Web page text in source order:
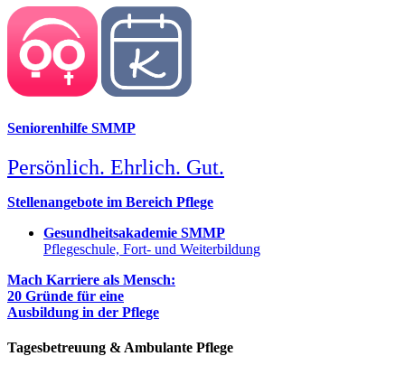
Seniorenhilfe SMMP
Persönlich. Ehrlich. Gut.
Stellenangebote im Bereich Pflege
Gesundheitsakademie SMMP
Pflegeschule, Fort- und Weiterbildung
Mach Karriere als Mensch:
20 Gründe für eine
Ausbildung in der Pflege
Tagesbetreuung & Ambulante Pflege